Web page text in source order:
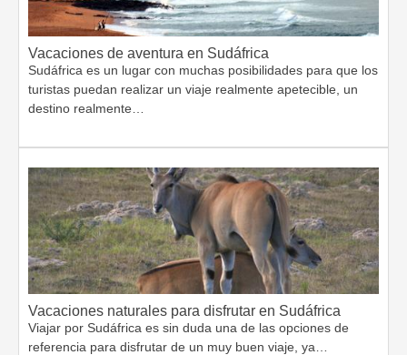
Vacaciones de aventura en Sudáfrica
Sudáfrica es un lugar con muchas posibilidades para que los
turistas puedan realizar un viaje realmente apetecible, un
destino realmente…
Vacaciones naturales para disfrutar en Sudáfrica
Viajar por Sudáfrica es sin duda una de las opciones de
referencia para disfrutar de un muy buen viaje, ya…